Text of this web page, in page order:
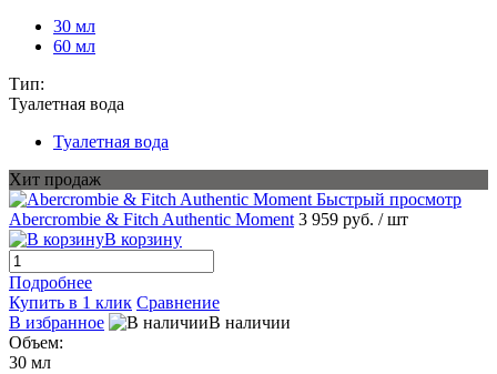
30 мл
60 мл
Тип:
Туалетная вода
Туалетная вода
Хит продаж
Быстрый просмотр
Abercrombie & Fitch Authentic Moment 3 959 руб. / шт
В корзину
Подробнее
Купить в 1 клик Сравнение
В избранное
В наличии
Объем:
30 мл